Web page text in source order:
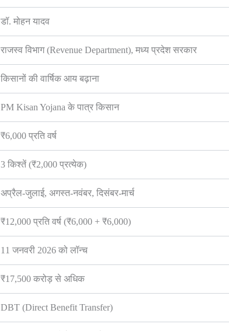
डॉ. मोहन यादव
राजस्व विभाग (Revenue Department), मध्य प्रदेश सरकार
किसानों की वार्षिक आय बढ़ाना
PM Kisan Yojana के पात्र किसान
₹6,000 प्रति वर्ष
3 किश्तें (₹2,000 प्रत्येक)
अप्रैल-जुलाई, अगस्त-नवंबर, दिसंबर-मार्च
₹12,000 प्रति वर्ष (₹6,000 + ₹6,000)
11 जनवरी 2026 को लॉन्च
₹17,500 करोड़ से अधिक
DBT (Direct Benefit Transfer)